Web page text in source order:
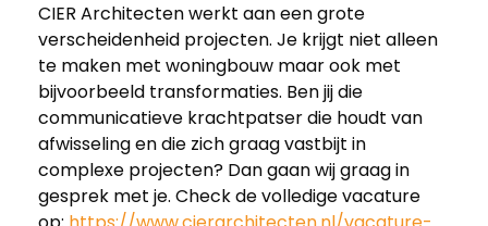
CIER Architecten werkt aan een grote
verscheidenheid projecten. Je krijgt niet alleen
te maken met woningbouw maar ook met
bijvoorbeeld transformaties. Ben jij die
communicatieve krachtpatser die houdt van
afwisseling en die zich graag vastbijt in
complexe projecten? Dan gaan wij graag in
gesprek met je. Check de volledige vacature